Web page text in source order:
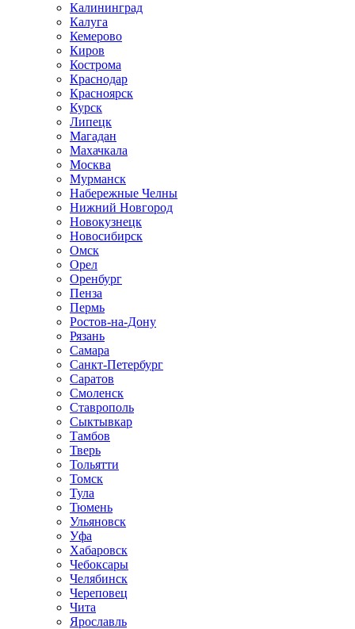
Калининград
Калуга
Кемерово
Киров
Кострома
Краснодар
Красноярск
Курск
Липецк
Магадан
Махачкала
Москва
Мурманск
Набережные Челны
Нижний Новгород
Новокузнецк
Новосибирск
Омск
Орел
Оренбург
Пенза
Пермь
Ростов-на-Дону
Рязань
Самара
Санкт-Петербург
Саратов
Смоленск
Ставрополь
Сыктывкар
Тамбов
Тверь
Тольятти
Томск
Тула
Тюмень
Ульяновск
Уфа
Хабаровск
Чебоксары
Челябинск
Череповец
Чита
Ярославль